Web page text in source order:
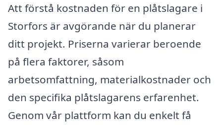
Att förstå kostnaden för en plåtslagare i
Storfors är avgörande när du planerar
ditt projekt. Priserna varierar beroende
på flera faktorer, såsom
arbetsomfattning, materialkostnader och
den specifika plåtslagarens erfarenhet.
Genom vår plattform kan du enkelt få